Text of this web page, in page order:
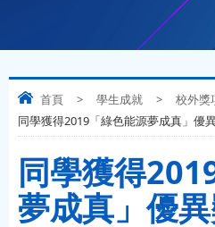
首頁 > 學生成就 > 校外獎
同學獲得2019「綠色能源夢成真」優
同學獲得
夢成真」優